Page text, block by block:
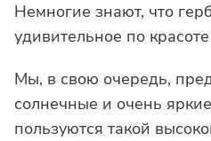
Немногие знают, что
удивительное по
Мы, в свою очередь,
солнечные и очень
пользуются такой